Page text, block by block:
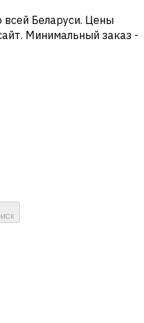
всей Беларуси. Цены
Минимальный заказ -